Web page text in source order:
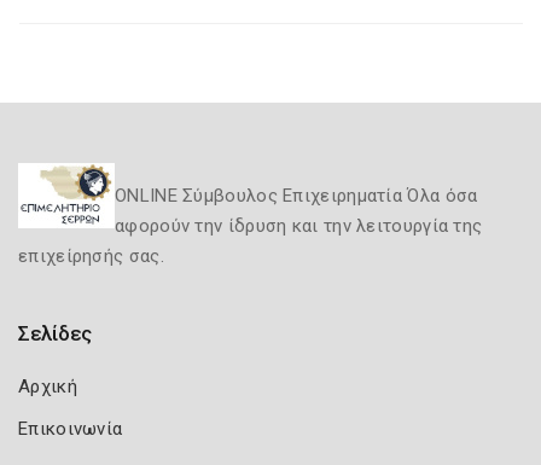
ONLINE Σύμβουλος Επιχειρηματία Όλα όσα
αφορούν την ίδρυση και την λειτουργία της
επιχείρησής σας.
Σελίδες
Αρχική
Επικοινωνία